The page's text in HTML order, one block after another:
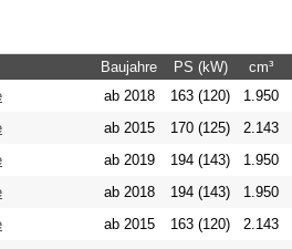
Baujahre PS (kW) cm³
ab 2018 163 (120) 1.950
ab 2015 170 (125) 2.143
ab 2019 194 (143) 1.950
ab 2018 194 (143) 1.950
ab 2015 163 (120) 2.143